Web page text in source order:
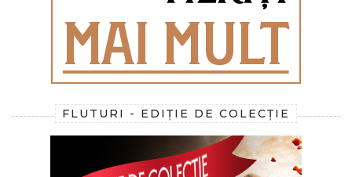
FLUTURI - EDIȚIE DE COLECȚIE